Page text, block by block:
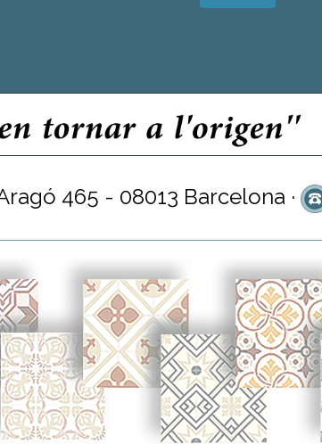
465 - 08013 Barcelona ·